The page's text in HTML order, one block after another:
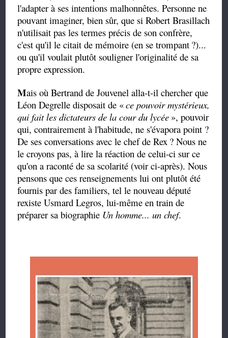
l'adapter à ses intentions malhonnêtes. Personne ne
pouvant imaginer, bien sûr, que si Robert Brasillach
n'utilisait pas les termes précis de son confrère,
c'est qu'il le citait de mémoire (en se trompant ?)...
ou qu'il voulait plutôt souligner l'originalité de sa
propre expression.
Mais où Bertrand de Jouvenel alla-t-il chercher que
Léon Degrelle disposait de «ce pouvoir mystérieux,
qui fait les dictateurs de la cour du lycée », pouvoir
qui, contrairement à l'habitude, ne s'évapora point ?
De ses conversations avec le chef de Rex ? Nous ne
le croyons pas, à lire la réaction de celui-ci sur ce
qu'on a raconté de sa scolarité (voir ci-après). Nous
pensons que ces renseignements lui ont plutôt été
fournis par des familiers, tel le nouveau député
rexiste Usmard Legros, lui-même en train de
préparer sa biographie Un homme... un chef.